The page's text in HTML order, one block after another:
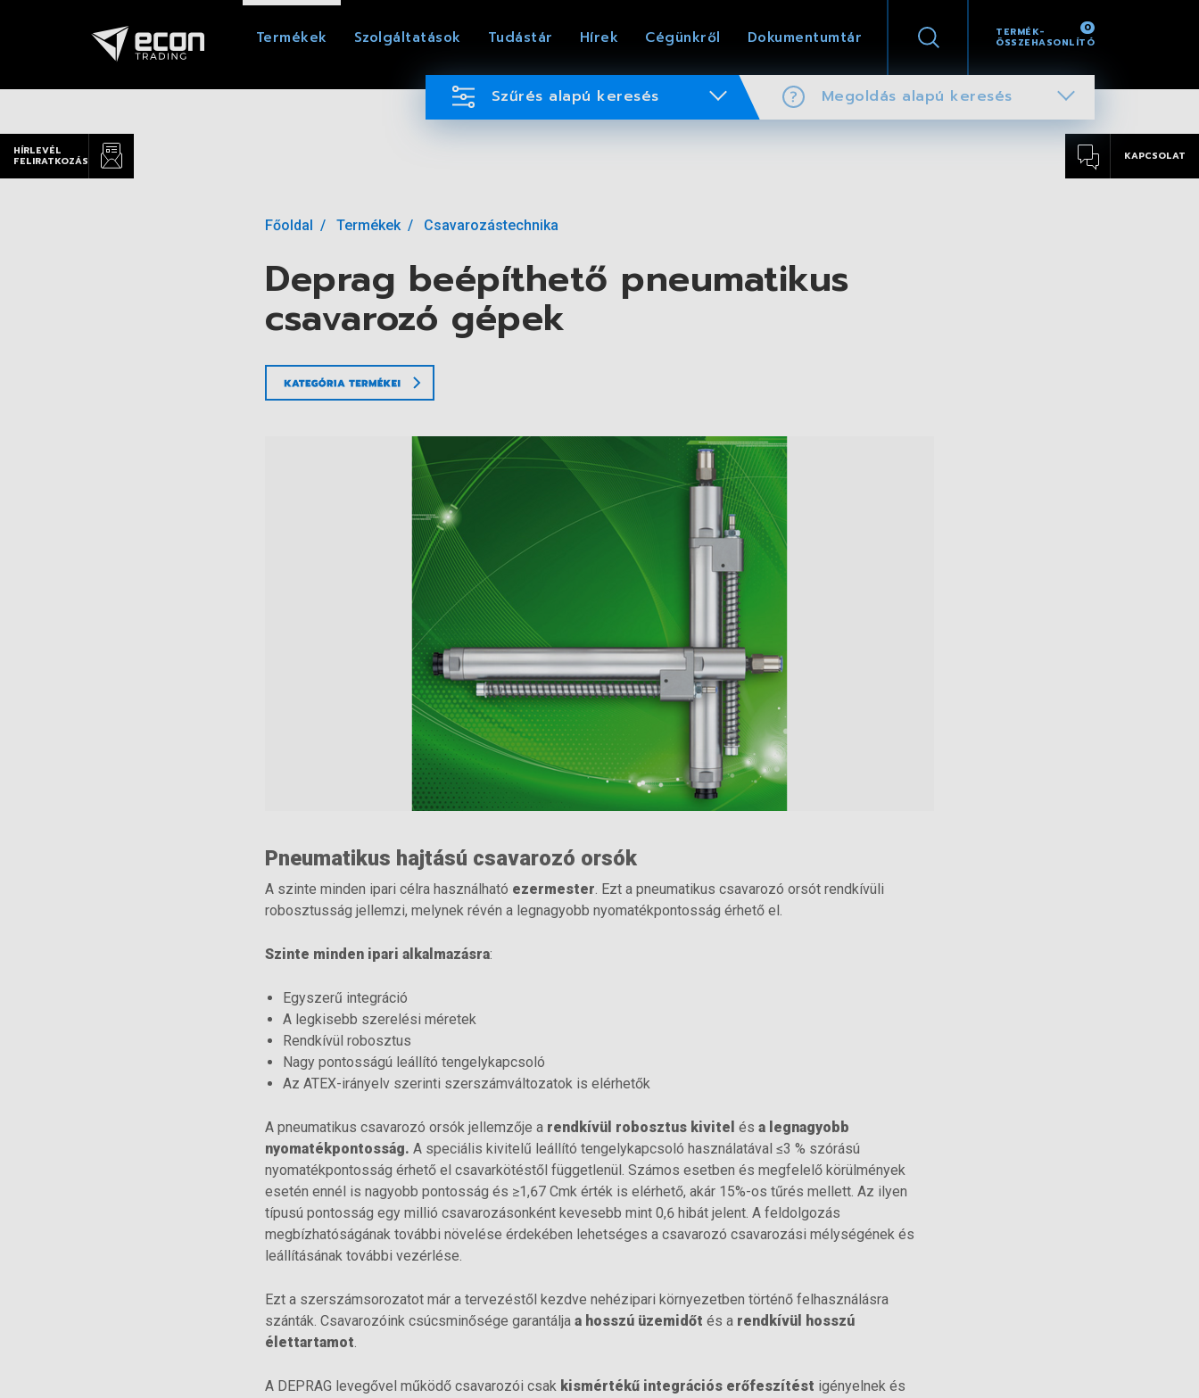
TERMÉK-
ÖSSZEHASONLÍTÓ
0
Termékek Szolgáltatások Tudástár Hírek Cégünkről Dokumentumtár
Szűrés alapú keresés Megoldás alapú keresés
HÍRLEVÉL
FELIRATKOZÁS
KAPCSOLAT
Főoldal Termékek Csavarozástechnika
Deprag beépíthető pneumatikus
csavarozó gépek
Pneumatikus hajtású csavarozó orsók
A szinte minden ipari célra használható ezermester. Ezt a pneumatikus csavarozó orsót rendkívüli
robosztusság jellemzi, melynek révén a legnagyobb nyomatékpontosság érhető el.
Szinte minden ipari alkalmazásra:
Egyszerű integráció
A legkisebb szerelési méretek
Rendkívül robosztus
Nagy pontosságú leállító tengelykapcsoló
Az ATEX-irányelv szerinti szerszámváltozatok is elérhetők
A pneumatikus csavarozó orsók jellemzője a rendkívül robosztus kivitel és a legnagyobb
nyomatékpontosság. A speciális kivitelű leállító tengelykapcsoló használatával ≤3 % szórású
nyomatékpontosság érhető el csavarkötéstől függetlenül. Számos esetben és megfelelő körülmények
esetén ennél is nagyobb pontosság és ≥1,67 Cmk érték is elérhető, akár 15%-os tűrés mellett. Az ilyen
típusú pontosság egy millió csavarozásonként kevesebb mint 0,6 hibát jelent. A feldolgozás
megbízhatóságának további növelése érdekében lehetséges a csavarozó csavarozási mélységének és
leállításának további vezérlése.
Ezt a szerszámsorozatot már a tervezéstől kezdve nehézipari környezetben történő felhasználásra
szánták. Csavarozóink csúcsminősége garantálja a hosszú üzemidőt és a rendkívül hosszú
élettartamot.
A DEPRAG levegővel működő csavarozói csak kismértékű integrációs erőfeszítést igényelnek és